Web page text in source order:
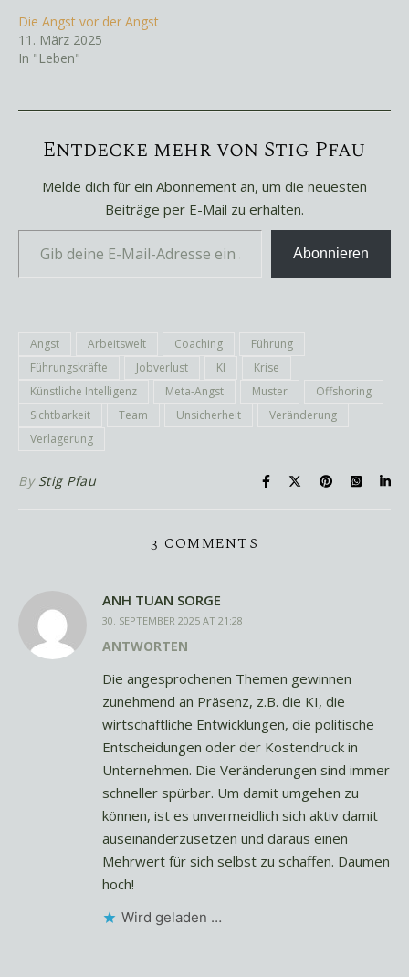
Die Angst vor der Angst
11. März 2025
In "Leben"
Entdecke mehr von Stig Pfau
Melde dich für ein Abonnement an, um die neuesten
Beiträge per E-Mail zu erhalten.
Gib deine E-Mail-Adresse ein ...
Abonnieren
Angst Arbeitswelt Coaching
Führung
Führungskräfte
Jobverlust KI
Krise
Künstliche Intelligenz
Meta-Angst Muster
Offshoring
Sichtbarkeit
Team Unsicherheit
Veränderung
Verlagerung
By Stig Pfau
3 COMMENTS
ANH TUAN SORGE
30. SEPTEMBER 2025 AT 21:28
ANTWORTEN
Die angesprochenen Themen gewinnen
zunehmend an Präsenz, z.B. die KI, die
wirtschaftliche Entwicklungen, die politische
Entscheidungen oder der Kostendruck in
Unternehmen. Die Veränderungen sind immer
schneller spürbar. Um damit umgehen zu
können, ist es unvermeidlich sich aktiv damit
auseinanderzusetzen und daraus einen
Mehrwert für sich selbst zu schaffen. Daumen
hoch!
Wird geladen …